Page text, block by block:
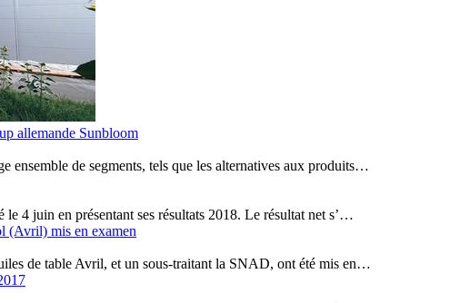
allemande Sunbloom
ensemble de segments, tels que les alternatives aux produits…
le 4 juin en présentant ses résultats 2018. Le résultat net s’…
(Avril) mis en examen
de table Avril, et un sous-traitant la SNAD, ont été mis en…